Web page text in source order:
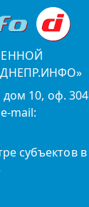
10, оф. 304
mail:
субъектов в